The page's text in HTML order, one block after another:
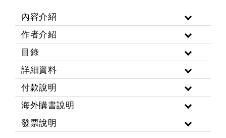
內容介紹
作者介紹
目錄
詳細資料
付款說明
海外購書說明
發票說明